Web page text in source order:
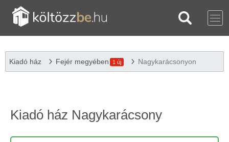
Kiadó ház Fejér megyében 1 új Nagykarácsonyon
Kiadó ház Nagykarácsony